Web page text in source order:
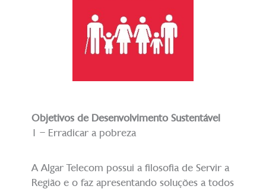
Objetivos de Desenvolvimento Sustentável
1 – Erradicar a pobreza
A Algar Telecom possui a filosofia de Servir a
Região e o faz apresentando soluções a todos